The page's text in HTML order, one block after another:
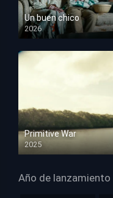
Un buen chico
2026
HD 1080p
Primitive War
2025
HD 1080p
Año de lanzamiento